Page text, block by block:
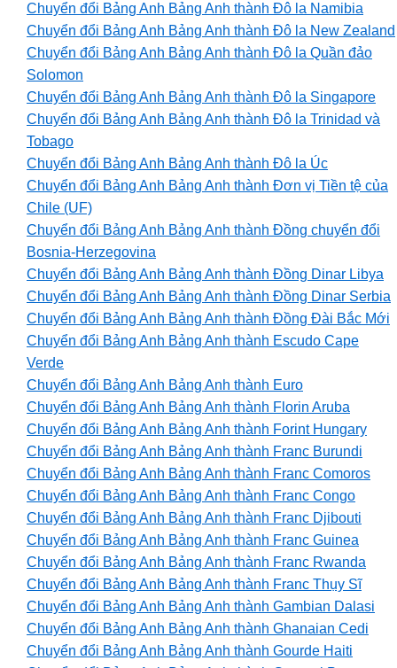
Chuyển đổi Bảng Anh Bảng Anh thành Đô la Namibia
Chuyển đổi Bảng Anh Bảng Anh thành Đô la New Zealand
Chuyển đổi Bảng Anh Bảng Anh thành Đô la Quần đảo
Solomon
Chuyển đổi Bảng Anh Bảng Anh thành Đô la Singapore
Chuyển đổi Bảng Anh Bảng Anh thành Đô la Trinidad và
Tobago
Chuyển đổi Bảng Anh Bảng Anh thành Đô la Úc
Chuyển đổi Bảng Anh Bảng Anh thành Đơn vị Tiền tệ của
Chile (UF)
Chuyển đổi Bảng Anh Bảng Anh thành Đồng chuyển đổi
Bosnia-Herzegovina
Chuyển đổi Bảng Anh Bảng Anh thành Đồng Dinar Libya
Chuyển đổi Bảng Anh Bảng Anh thành Đồng Dinar Serbia
Chuyển đổi Bảng Anh Bảng Anh thành Đồng Đài Bắc Mới
Chuyển đổi Bảng Anh Bảng Anh thành Escudo Cape
Verde
Chuyển đổi Bảng Anh Bảng Anh thành Euro
Chuyển đổi Bảng Anh Bảng Anh thành Florin Aruba
Chuyển đổi Bảng Anh Bảng Anh thành Forint Hungary
Chuyển đổi Bảng Anh Bảng Anh thành Franc Burundi
Chuyển đổi Bảng Anh Bảng Anh thành Franc Comoros
Chuyển đổi Bảng Anh Bảng Anh thành Franc Congo
Chuyển đổi Bảng Anh Bảng Anh thành Franc Djibouti
Chuyển đổi Bảng Anh Bảng Anh thành Franc Guinea
Chuyển đổi Bảng Anh Bảng Anh thành Franc Rwanda
Chuyển đổi Bảng Anh Bảng Anh thành Franc Thụy Sĩ
Chuyển đổi Bảng Anh Bảng Anh thành Gambian Dalasi
Chuyển đổi Bảng Anh Bảng Anh thành Ghanaian Cedi
Chuyển đổi Bảng Anh Bảng Anh thành Gourde Haiti